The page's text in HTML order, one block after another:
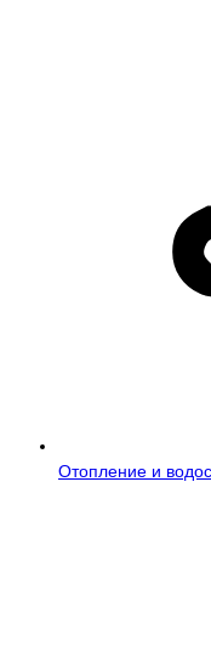
Отопление и